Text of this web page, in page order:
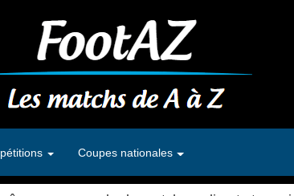
Coupes nationales